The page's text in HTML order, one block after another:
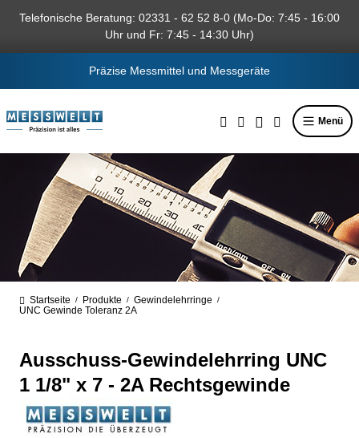
springen
Telefonische Beratung: 02331 - 62 52 8-0 (Mo-Do: 7:45 - 16:00
Uhr und Fr: 7:45 - 14:30 Uhr)
Präzise Messmittel und Messgeräte
Menü
Startseite / Produkte / Gewindelehrringe /
UNC Gewinde Toleranz 2A
Ausschuss-Gewindelehrring UNC
1 1/8" x 7 - 2A Rechtsgewinde